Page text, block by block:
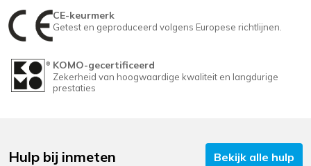
CE-keurmerk
Getest en geproduceerd volgens Europese richtlijnen.
KOMO-gecertificeerd
Zekerheid van hoogwaardige kwaliteit en langdurige
prestaties
Hulp bij inmeten Bekijk alle hulp